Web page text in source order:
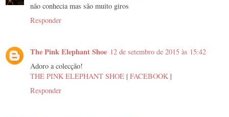
não conhecia mas são muito giros
Responder
The Pink Elephant Shoe 12 de setembro de 2015 às 15:42
Adoro a colecção!
THE PINK ELEPHANT SHOE | FACEBOOK |
Responder